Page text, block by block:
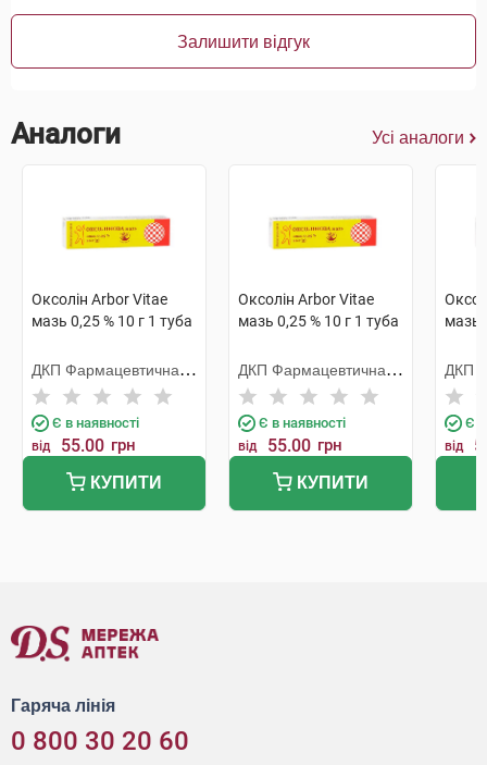
Залишити відгук
Аналоги Усі аналоги
Оксолін Arbor Vitae
мазь 0,25 % 10 г 1 туба
ДКП Фармацевтична
фабрика
Є в наявності
від 55.00 грн
КУПИТИ
Оксолін Arbor Vitae
мазь 0,25 % 10 г 1 туба
ДКП Фармацевтична
фабрика
Є в наявності
від 55.00 грн
КУПИТИ
мазь
ДКП
Є в
від
Гаряча лінія
0 800 30 20 60